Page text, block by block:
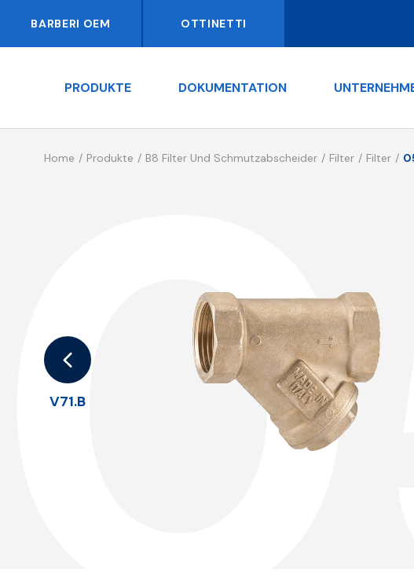
BARBERI OEM OTTINETTI
PRODUKTE DOKUMENTATION
Home Produkte B8 Filter Und Schmutzabscheider Filter Filter
V71.B